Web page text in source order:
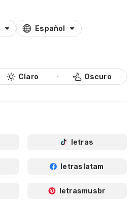
Español
Claro Oscuro
letras
letraslatam
letrasmusbr